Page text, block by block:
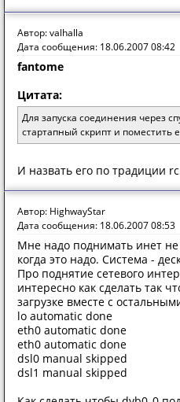
Автор: valhalla
Дата сообщения: 18.06.2007 08:42
fantome
Цитата:
Для запуска соединения через
стартапный скрипт и поместить
И назвать его по традиции
Автор: HighwayStar
Дата сообщения: 18.06.2007 08:53
Мне надо поднимать инет не
когда это надо. Система -
Про поднятие сетевого
интересно как сделать так
загрузке вместе с
lo automatic done
eth0 automatic done
eth0 automatic done
dsl0 manual skipped
dsl1 manual skipped